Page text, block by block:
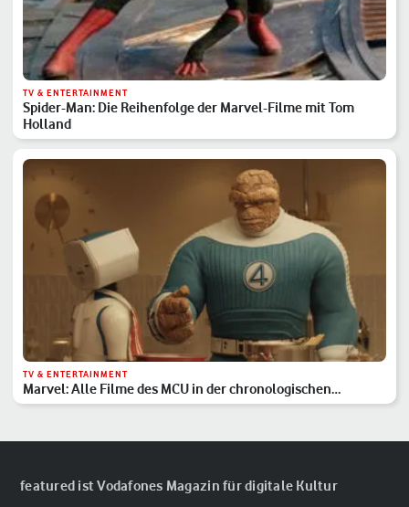
TV & ENTERTAINMENT
Spider-Man: Die Reihenfolge der Marvel-Filme mit Tom
Holland
TV & ENTERTAINMENT
Marvel: Alle Filme des MCU in der chronologischen
Reihenfolge
featured ist Vodafones Magazin für digitale Kultur